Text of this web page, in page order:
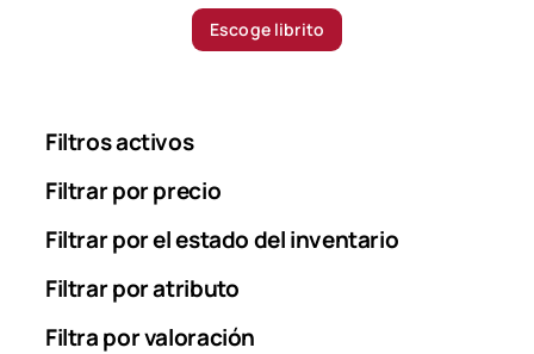
:
Escoge librito
Filtros activos
Filtrar por precio
Filtrar por el estado del inventario
Filtrar por atributo
Filtra por valoración